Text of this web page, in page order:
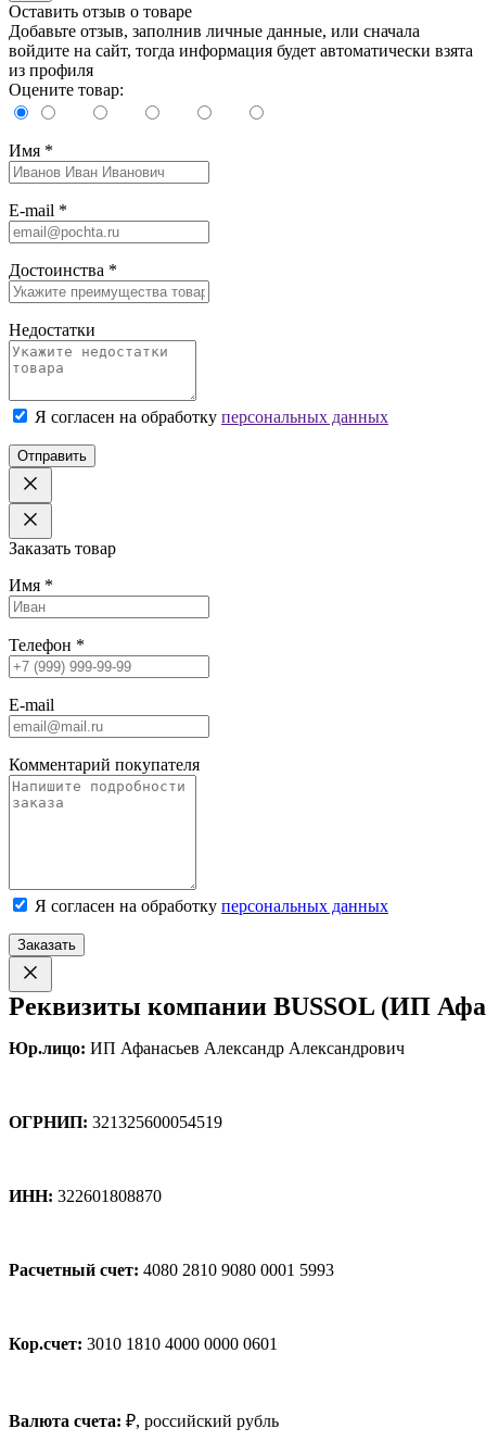
Оставить отзыв о товаре
Добавьте отзыв, заполнив личные данные, или сначала
войдите на сайт, тогда информация будет автоматически взята
из профиля
Оцените товар:
Имя *
E-mail *
Достоинства *
Недостатки
Я согласен на обработку персональных данных
Отправить
Заказать товар
Имя *
Телефон *
E-mail
Комментарий покупателя
Я согласен на обработку персональных данных
Заказать
Реквизиты компании BUSSOL (ИП
Юр.лицо: ИП Афанасьев Александр Александрович
ОГРНИП: 321325600054519
ИНН: 322601808870
Расчетный счет: 4080 2810 9080 0001 5993
Кор.счет: 3010 1810 4000 0000 0601
Валюта счета: ₽, российский рубль